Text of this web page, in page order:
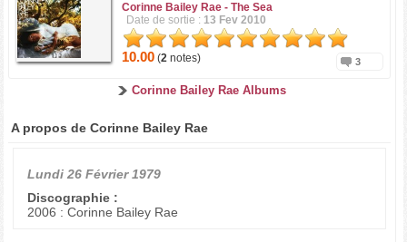
Corinne Bailey Rae -The Sea
Date de sortie : 13 Fev 2010
10.00 (2 notes) 3
Corinne Bailey Rae Albums
A propos de Corinne Bailey Rae
Lundi 26 Février 1979
Discographie :
2006 : Corinne Bailey Rae